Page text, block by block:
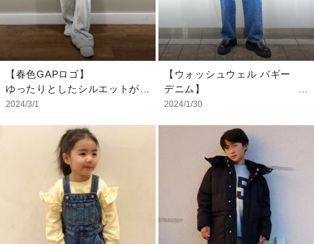
【春色GAPロゴ】
ゆったりとしたシルエットが
今っぽい定番のGAPロゴパ
可愛い♪ スウェットパンツは
フレアの形で脚がきれいに見
え、こちらもオススメです。
【スタッフ着用サイズ】
トップス：XS
ボトムス：XXS
2024/3/1
【ウォッシュウェル バギー
デニム】
トップス問わず万能に合わせ
ップスと合わせて大人カジュ
アルにコーディネートするの
もオススメです。
【スタッフ着用サイズ】
アウター：L
トップス：XS
ボトムス：28
2024/1/30